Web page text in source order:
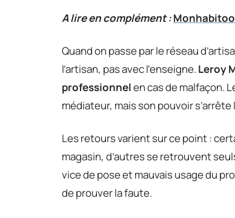
A lire en complément :
Quand on passe par le réseau
l’artisan, pas avec l’enseigne. Leroy
professionnelen cas de malfaçon.
médiateur, mais son pouvoir s’arrête
Les retours varient sur ce point :
magasin, d’autres se retrouvent
vice de pose et mauvais usage du
de prouver la faute.